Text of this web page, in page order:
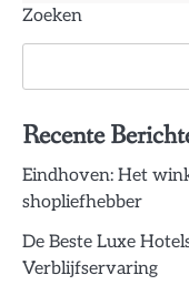
Zoeken
Recente
Eindhoven: Het
shopliefhebber
De Beste Luxe
Verblijfservaring